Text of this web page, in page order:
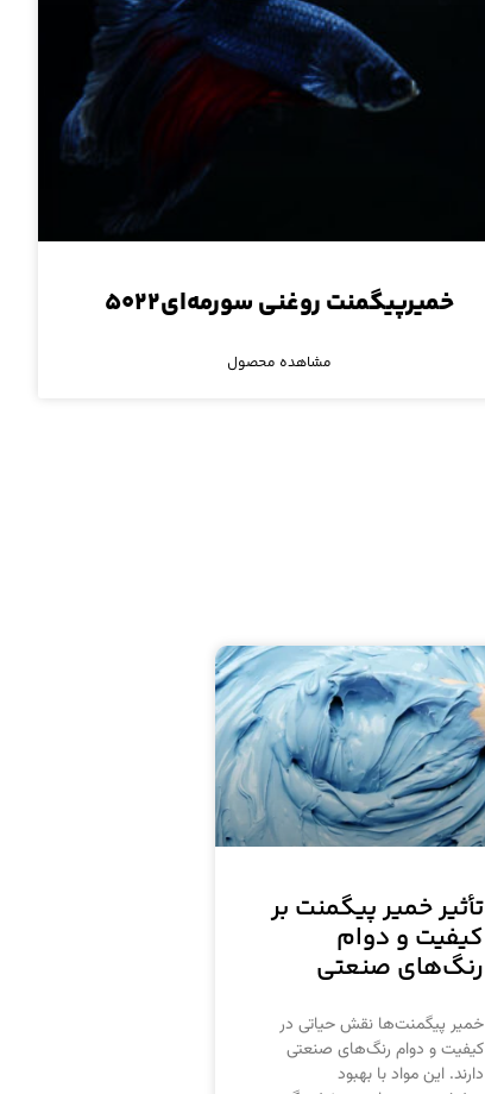
خمیرپیگمنت روغنی سورمه‌ای۵۰۲۲
مشاهده محصول
تأثیر خمیر پیگمنت بر
کیفیت و دوام
رنگ‌های صنعتی
خمیر پیگمنت‌ها نقش حیاتی در
کیفیت و دوام رنگ‌های صنعتی
دارند. این مواد با بهبود